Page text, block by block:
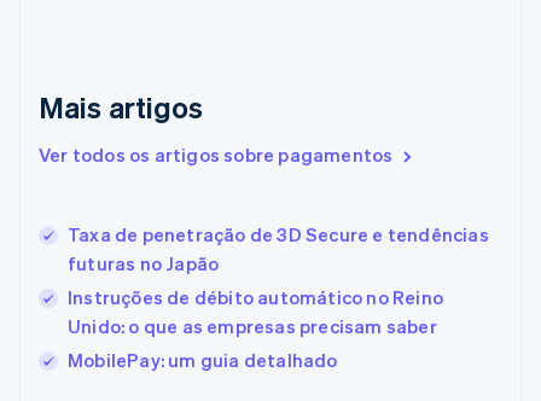
Mais artigos
Ver todos os artigos sobre pagamentos
Taxa de penetração de 3D Secure e tendências
futuras no Japão
Instruções de débito automático no Reino
Unido: o que as empresas precisam saber
MobilePay: um guia detalhado
EnglishItaliano
Español English
Estônia
Finlândia
EnglishSvenska
França
Gibraltar